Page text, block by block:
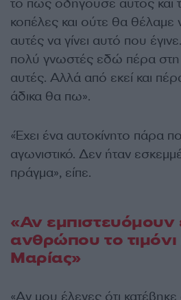
το πώς οδηγούσε αυτός και
κοπέλες και ούτε θα θέλαμε
αυτές να γίνει αυτό που
πολύ γνωστές εδώ πέρα στη
αυτές. Αλλά από εκεί και
άδικα θα πω».
«Έχει ένα αυτοκίνητο πάρα
αγωνιστικό. Δεν ήταν
πράγμα», είπε.
«Αν εμπιστευόμουν
ανθρώπου το τιμόνι
Μαρίας»
«Αν μου έλεγες ότι κατέβηκε